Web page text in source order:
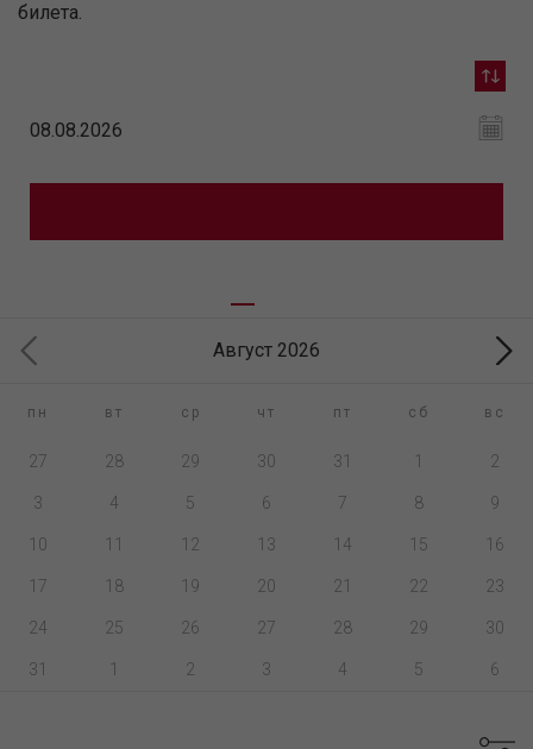
билета.
Август 2026
пн вт ср чт пт сб вс
27 28 29 30 31 1 2
3 4 5 6 7 8 9
10 11 12 13 14 15 16
17 18 19 20 21 22 23
24 25 26 27 28 29 30
31 1 2 3 4 5 6